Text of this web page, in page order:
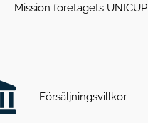
Mission företagets UNICUP
Försäljningsvillkor